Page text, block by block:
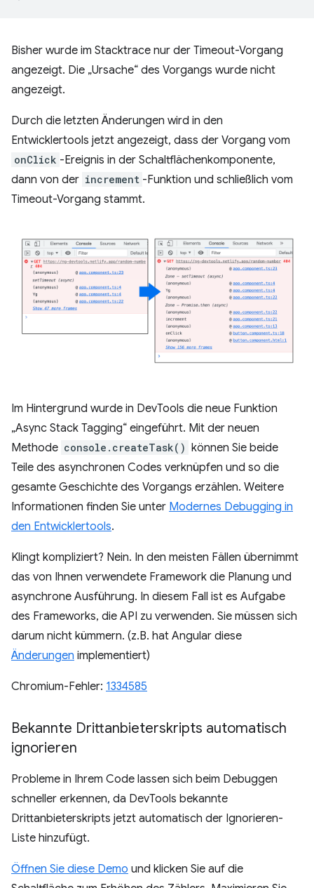
Bisher wurde im Stacktrace nur der Timeout-Vorgang
angezeigt. Die „Ursache“ des Vorgangs wurde nicht
angezeigt.
Durch die letzten Änderungen wird in den
Entwicklertools jetzt angezeigt, dass der Vorgang vom
onClick -Ereignis in der Schaltflächenkomponente,
dann von der increment -Funktion und schließlich vom
Timeout-Vorgang stammt.
Im Hintergrund wurde in DevTools die neue Funktion
„Async Stack Tagging“ eingeführt. Mit der neuen
Methode console.createTask() können Sie beide
Teile des asynchronen Codes verknüpfen und so die
gesamte Geschichte des Vorgangs erzählen. Weitere
Informationen finden Sie unter Modernes Debugging in
den Entwicklertools.
Klingt kompliziert? Nein. In den meisten Fällen übernimmt
das von Ihnen verwendete Framework die Planung und
asynchrone Ausführung. In diesem Fall ist es Aufgabe
des Frameworks, die API zu verwenden. Sie müssen sich
darum nicht kümmern. (z.B. hat Angular diese
Änderungen implementiert)
Chromium-Fehler: 1334585
Bekannte Drittanbieterskripts automatisch
ignorieren
Probleme in Ihrem Code lassen sich beim Debuggen
schneller erkennen, da DevTools bekannte
Drittanbieterskripts jetzt automatisch der Ignorieren-
Liste hinzufügt.
Öffnen Sie diese Demo und klicken Sie auf die